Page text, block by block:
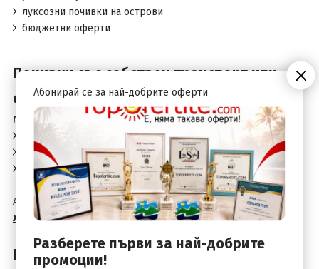
луксозни почивки на острови
бюджетни оферти
Почивки със собствен транспорт или
организирани?
Можеш да избереш между:
почивки със собствен транспорт (най-гъвкавият вариант)
организирани пакети с транспорт
самолетни почивки до острови
Ако предпочиташ самостоятелно пътуване, виж всички
хотели в Гърция със собствен транспорт
Кога са най-добрите оферти?
Абонирай се за най-добрите оферти
Разберете първи за най-добрите
промоции!